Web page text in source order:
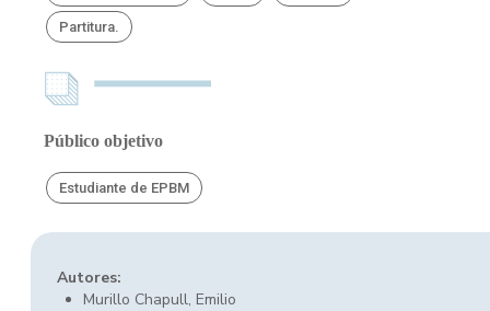
Partitura.
Público objetivo
Estudiante de EPBM
Autores:
Murillo Chapull, Emilio